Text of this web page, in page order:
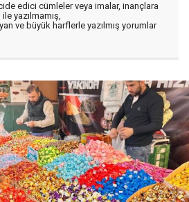
edici cümleler veya imalar, inançlara
yazılmamış,
ve büyük harflerle yazılmış yorumlar